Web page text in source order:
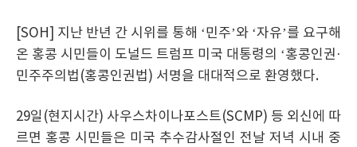
[SOH] 지난 반년 간 시위를 통해 ‘민주’와 ‘자유’를 요구해
온 홍콩 시민들이 도널드 트럼프 미국 대통령의 ‘홍콩인권·
민주주의법(홍콩인권법) 서명을 대대적으로 환영했다.
29일(현지시간) 사우스차이나포스트(SCMP) 등 외신에 따
르면 홍콩 시민들은 미국 추수감사절인 전날 저녁 시내 중